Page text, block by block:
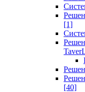
[1]
[40]